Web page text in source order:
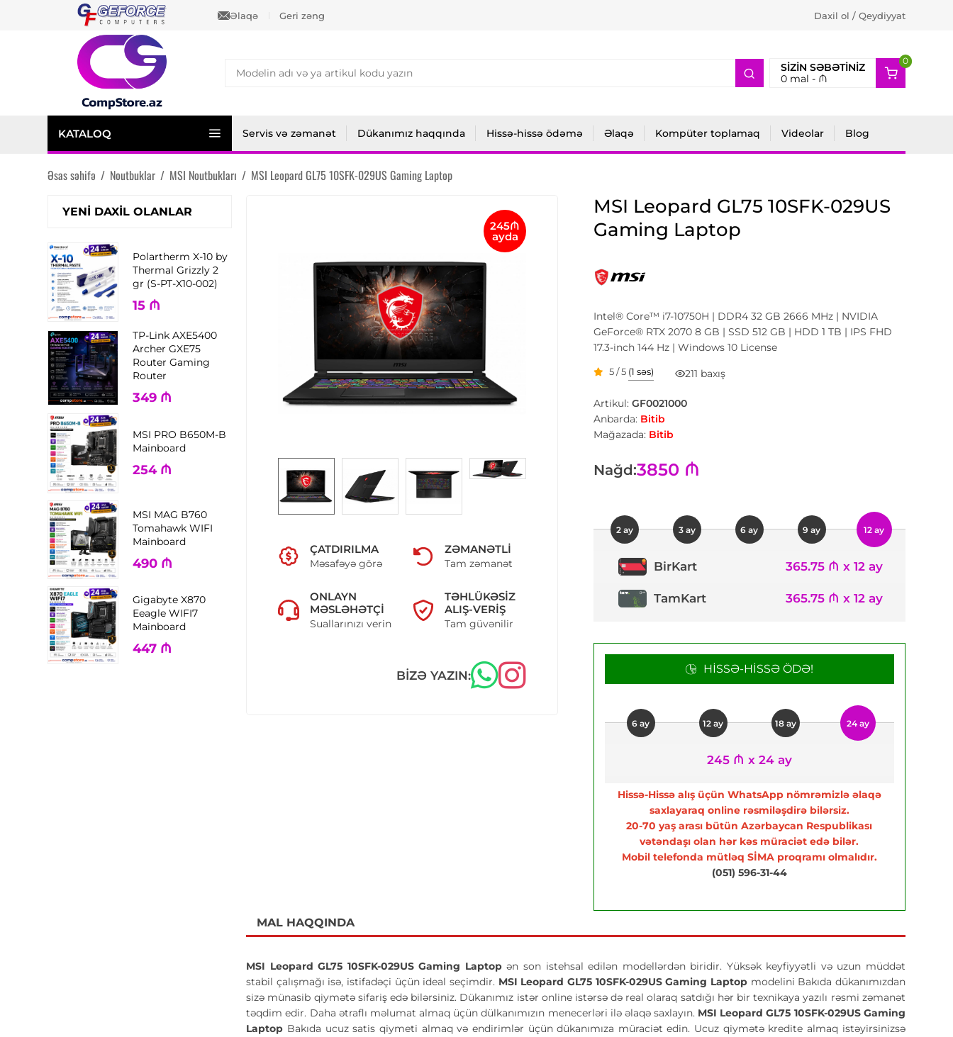
Əlaqə Geri zəng Daxil ol / Qeydiyyat
SIZIN SƏBƏTINIZ
0mal - ₼
0
2
KATALOQ Servis və zəmanət Dükanımız haqqında Hissə-hissə ödəmə Əlaqə Kompüter toplamaq Videolar Blog
Əsas səhifə / Noutbuklar / MSI Noutbukları / MSI Leopard GL75 10SFK-029US Gaming Laptop
YENI DAXIL OLANLAR
Polartherm X-10 by
Thermal Grizzly 2
gr (S-PT-X10-002)
15 ₼
TP-Link AXE5400
Archer GXE75
Router Gaming
Router
349 ₼
MSI PRO B650M-B
Mainboard
254 ₼
MSI MAG B760
Tomahawk WIFI
Mainboard
490 ₼
Gigabyte X870
Eeagle WIFI7
Mainboard
447 ₼
245₼
ayda
ÇATDIRILMA
Məsafəyə görə
ZƏMANƏTLI
Tam zəmanət
ONLAYN
MƏSLƏHƏTÇI
Suallarınızı verin
TƏHLÜKƏSIZ
ALIŞ-VERIŞ
Tam güvənilir
BIZƏ YAZIN:
MSI Leopard GL75 10SFK-029US
Gaming Laptop
Intel® Core™ i7-10750H | DDR4 32 GB 2666 MHz | NVIDIA
GeForce® RTX 2070 8 GB | SSD 512 GB | HDD 1 TB | IPS FHD
17.3-inch 144 Hz | Windows 10 License
5 / 5 (1 səs) 211 baxış
Artikul: GF0021000
Anbarda: Bitib
Mağazada: Bitib
Nağd:3850 ₼
2 ay 3 ay 6 ay 9 ay 12 ay
BirKart 365.75 ₼ x 12 ay
TamKart 365.75 ₼ x 12 ay
HISSƏ-HISSƏ ÖDƏ!
6 ay 12 ay 18 ay 24 ay
245 ₼ x 24 ay
Hissə-Hissə alış üçün WhatsApp nömrəmizlə əlaqə
saxlayaraq online rəsmiləşdirə bilərsiz.
20-70 yaş arası bütün Azərbaycan Respublikası
vətəndaşı olan hər kəs müraciət edə bilər.
Mobil telefonda mütləq SİMA proqramı olmalıdır.
(051) 596-31-44
MAL HAQQINDA
MSI Leopard GL75 10SFK-029US Gaming Laptopən son istehsal edilən modellərdən biridir. Yüksək keyfiyyətli və uzun müddət
stabil çalışmağı isə, istifadəçi üçün ideal seçimdir. MSI Leopard GL75 10SFK-029US Gaming Laptop modelini Bakıda dükanımızdan
sizə münasib qiymətə sifariş edə bilərsiniz. Dükanımız istər online istərsə də real olaraq satdığı hər bir texnikaya yazılı rəsmi zəmanət
təqdim edir. Daha ətraflı məlumat almaq üçün dülkanımızın menecerləri ilə əlaqə saxlayın. MSI Leopard GL75 10SFK-029US Gaming
Laptop Bakıda ucuz satis qiymeti almaq və endirimlər üçün dükanımıza müraciət edin. Ucuz qiymətə kredite almaq istəyirsinizsə